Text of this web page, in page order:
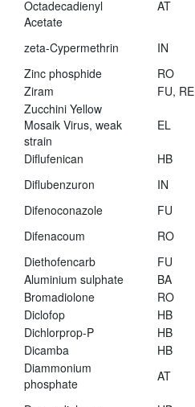
Octadecadienyl
Acetate
AT
zeta-Cypermethrin IN
Zinc phosphide
RO
Ziram
FU, RE
Zucchini Yellow
Mosaik Virus, weak
strain
EL
Diflufenican HB
Diflubenzuron
IN
Difenoconazole
FU
Difenacoum
RO
Diethofencarb
FU
Aluminium sulphate
BA
Bromadiolone
RO
Diclofop
HB
Dichlorprop-P
HB
Dicamba
HB
Diammonium
phosphate
AT